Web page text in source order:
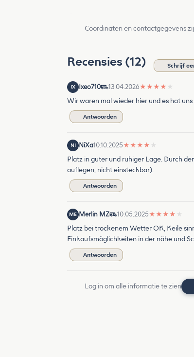
Coördinaten en contactgegevens
Recensies (12) Schrijf
IX Ixeo710 13.04.2026★ ★ ★ ★ ★
Wir waren mal wieder hier und es hat
Antwoorden
NI NiXa10.10.2025★ ★ ★ ★ ★
Platz in guter und ruhiger Lage. Durch
auflegen, nicht einsteckbar).
Antwoorden
ME Merlin MZ 10.05.2025★ ★ ★ ★ ★
Platz bei trockenem Wetter OK, Keile
Einkaufsmöglichkeiten in der nähe und
Antwoorden
Log in om alle informatie te zien